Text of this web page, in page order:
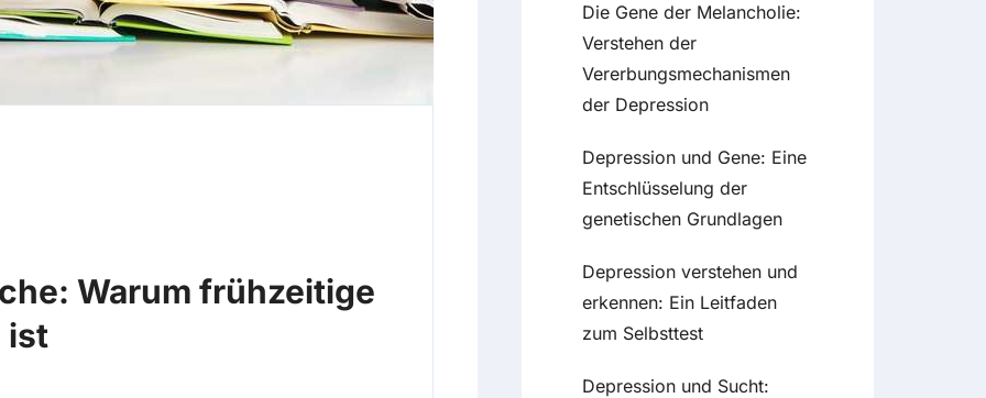
Warum frühzeitige
ist
Die Gene der Melancholie:
Verstehen der
Vererbungsmechanismen
der Depression
Depression und Gene: Eine
Entschlüsselung der
genetischen Grundlagen
Depression verstehen und
erkennen: Ein Leitfaden
zum Selbsttest
Depression und Sucht: